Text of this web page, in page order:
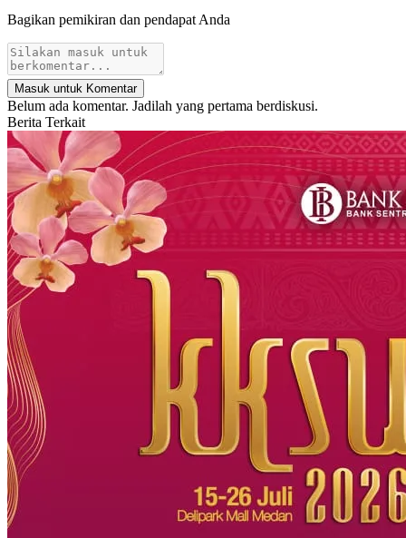
Bagikan pemikiran dan pendapat Anda
Masuk untuk Komentar
Belum ada komentar. Jadilah yang pertama berdiskusi.
Berita Terkait